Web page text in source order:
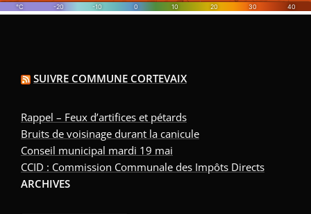
SUIVRE COMMUNE CORTEVAIX
Rappel – Feux d’artifices et pétards
Bruits de voisinage durant la canicule
Conseil municipal mardi 19 mai
CCID : Commission Communale des Impôts Directs
ARCHIVES